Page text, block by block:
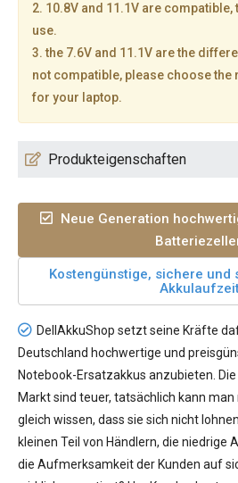
2. 10.8V and 11.1V are
use.
3. the 7.6V and 11.1V are the
not compatible, please choose the
for your laptop.
Produkteigenschaften
Neue Generation
Kostengünstige, sichere und
DellAkkuShop setzt seine Kräfte
Deutschland hochwertige und
Notebook-Ersatzakkus anzubieten.
Markt sind teuer, tatsächlich kann man
gleich wissen, dass sie sich nicht
kleinen Teil von Händlern, die niedrige
die Aufmerksamkeit der Kunden auf